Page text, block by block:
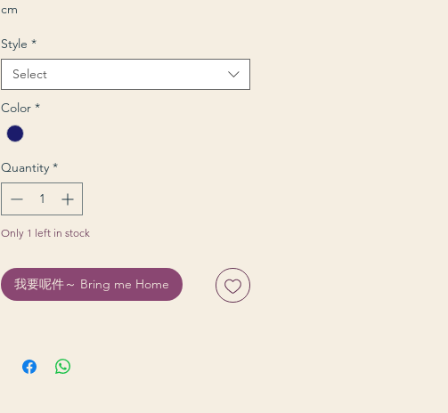
cm
Style *
Select
Color *
Quantity *
Only 1 left in stock
我要呢件～ Bring me Home